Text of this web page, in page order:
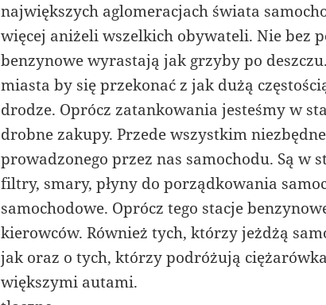
największych aglomeracjach świata
więcej aniżeli wszelkich obywateli. Nie bez
benzynowe wyrastają jak grzyby po
miasta by się przekonać z jak dużą
drodze. Oprócz zatankowania jesteśmy w
drobne zakupy. Przede wszystkim
prowadzonego przez nas samochodu. Są w
filtry, smary, płyny do porządkowania
samochodowe. Oprócz tego stacje
kierowców. Również tych, którzy jeżdżą
jak oraz o tych, którzy podróżują
większymi autami.